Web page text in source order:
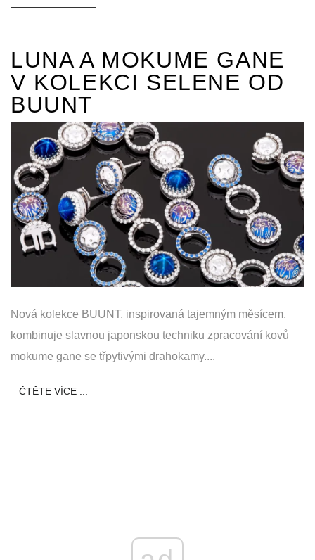
LUNA A MOKUME GANE
V KOLEKCI SELENE OD
BUUNT
Nová kolekce BUUNT, inspirovaná tajemným měsícem,
kombinuje slavnou japonskou techniku ​​zpracování kovů
mokume gane se třpytivými drahokamy....
ČTĚTE VÍCE ...